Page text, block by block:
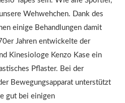
Wehwehchen. Dank des
einige Behandlungen damit
Jahren entwickelte der
Kinesiologe Kenzo Kase ein
Pflaster. Bei der
Bewegungsapparat unterstützt
gut bei einigen